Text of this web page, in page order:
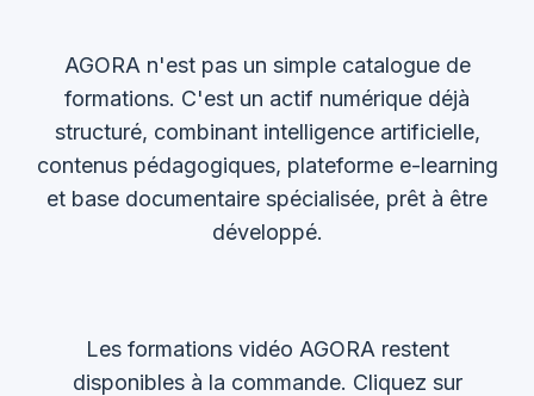
AGORA n'est pas un simple catalogue de
formations. C'est un actif numérique déjà
structuré, combinant intelligence artificielle,
contenus pédagogiques, plateforme e-learning
et base documentaire spécialisée, prêt à être
développé.
Les formations vidéo AGORA restent
disponibles à la commande. Cliquez sur